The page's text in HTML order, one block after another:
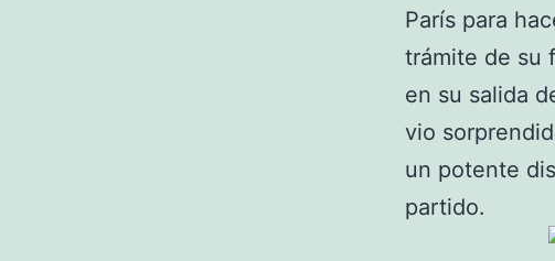
París para
trámite de su
en su salida
vio
un potente
partido.